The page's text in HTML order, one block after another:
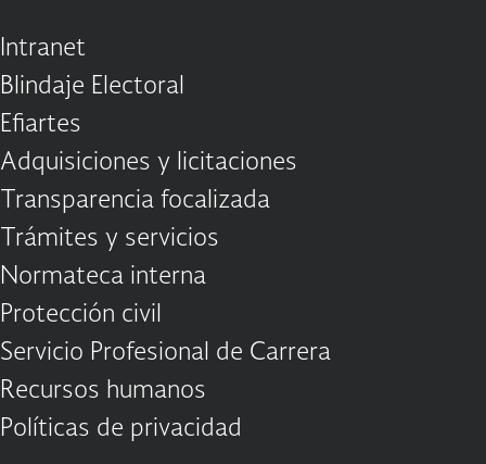
Intranet
Blindaje Electoral
Efiartes
Adquisiciones y licitaciones
Transparencia focalizada
Trámites y servicios
Normateca interna
Protección civil
Servicio Profesional de Carrera
Recursos humanos
Políticas de privacidad